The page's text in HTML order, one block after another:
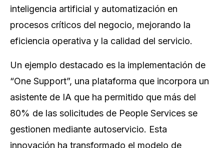
inteligencia artificial y automatización en
procesos críticos del negocio, mejorando la
eficiencia operativa y la calidad del servicio.
Un ejemplo destacado es la implementación de
“One Support”, una plataforma que incorpora un
asistente de IA que ha permitido que más del
80% de las solicitudes de People Services se
gestionen mediante autoservicio. Esta
innovación ha transformado el modelo de